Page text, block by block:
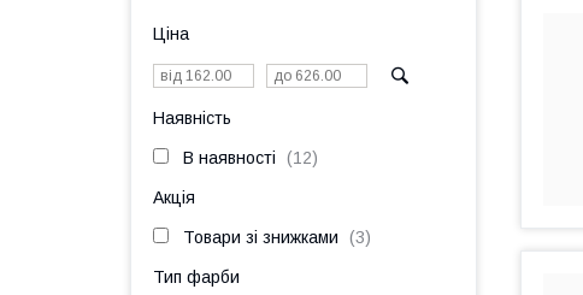
Ціна
Наявність
В наявності 12
Акція
Товари зі знижками 3
Тип фарби